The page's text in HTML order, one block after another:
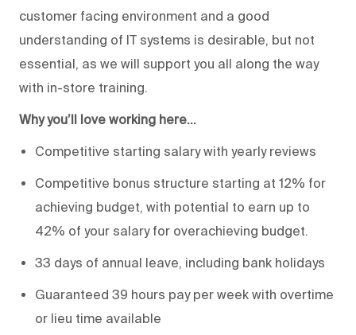
customer facing environment and a good
understanding of IT systems is desirable, but not
essential, as we will support you all along the way
with in-store training.
Why you’ll love working here…
Competitive starting salary with yearly reviews
Competitive bonus structure starting at 12% for
achieving budget, with potential to earn up to
42% of your salary for overachieving budget.
33 days of annual leave, including bank holidays
Guaranteed 39 hours pay per week with overtime
or lieu time available